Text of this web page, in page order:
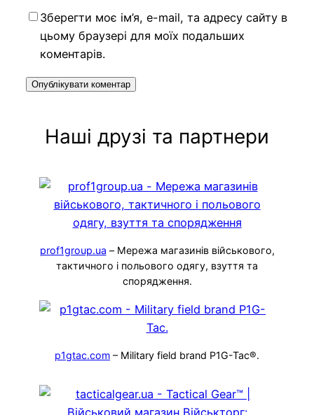
Зберегти моє ім’я, e-mail, та адресу сайту в
цьому браузері для моїх подальших
коментарів.
Наші друзі та партнери
prof1group.ua – Мережа магазинів військового,
тактичного і польового одягу, взуття та
спорядження.
p1gtac.com – Military field brand P1G-Tac®.